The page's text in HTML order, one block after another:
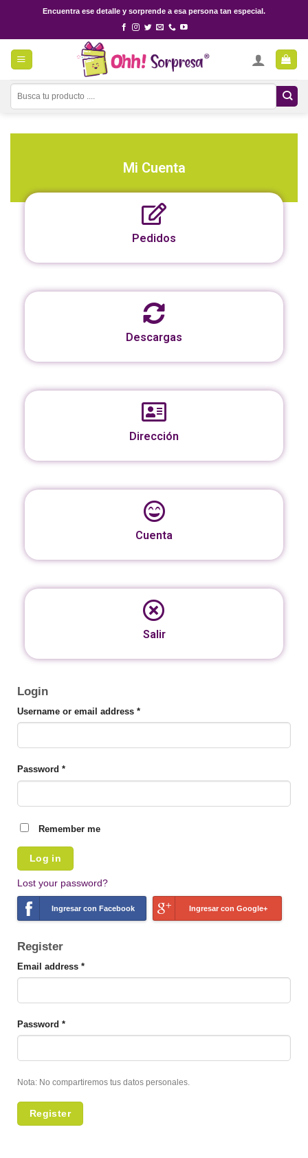
Encuentra ese detalle y sorprende a esa persona tan especial.
Mi Cuenta
Pedidos
Descargas
Dirección
Cuenta
Salir
Login
Username or email address *
Password *
Remember me
Log in
Lost your password?
Ingresar con Facebook Ingresar con Google+
Register
Email address *
Password *
Nota: No compartiremos tus datos personales.
Register